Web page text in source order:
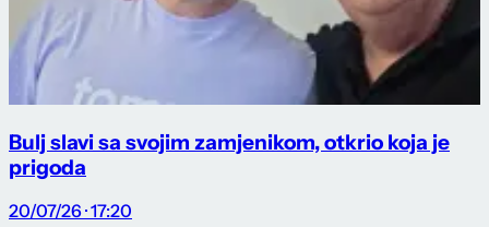
Bulj slavi sa svojim zamjenikom, otkrio koja je
prigoda
20/07/26 · 17:20